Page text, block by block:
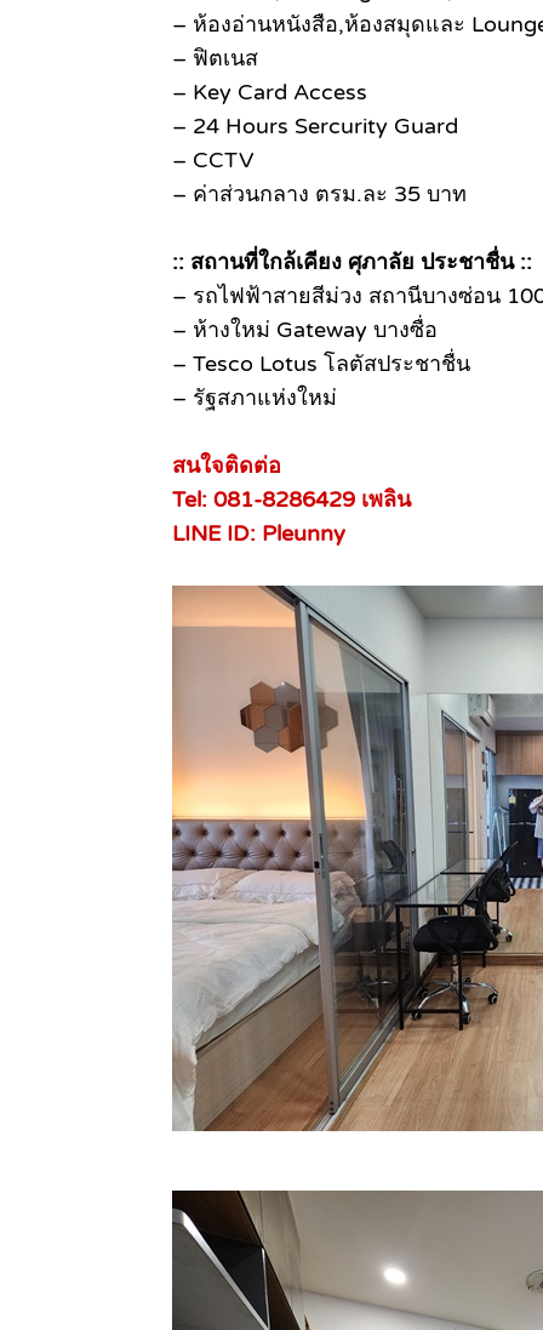
– ห้องอ่านหนังสือ,ห้องสมุดและ
– ฟิตเนส
– Key Card Access
– 24 Hours Sercurity Guard
– CCTV
– ค่าส่วนกลาง ตรม.ละ 35 บาท
:: สถานที่ใกล้เคียง ศุภาลัย ประชาชื่น ::
– รถไฟฟ้าสายสีม่วง สถานีบางซ่อน
– ห้างใหม่ Gateway บางซื่อ
– Tesco Lotus โลตัสประชาชื่น
– รัฐสภาแห่งใหม่
สนใจติดต่อ
Tel: 081-8286429 เพลิน
LINE ID: Pleunny